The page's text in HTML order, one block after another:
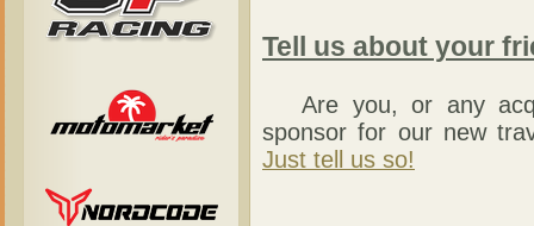
Tell us about your
Are you, or any
sponsor for our new
Just tell us so!